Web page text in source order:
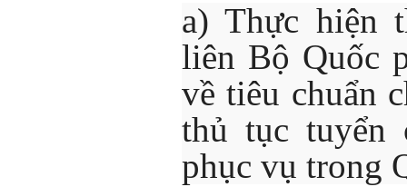
a) Thực hiện
liên Bộ Quốc
về tiêu chuẩn
thủ tục tuyển
phục vụ trong